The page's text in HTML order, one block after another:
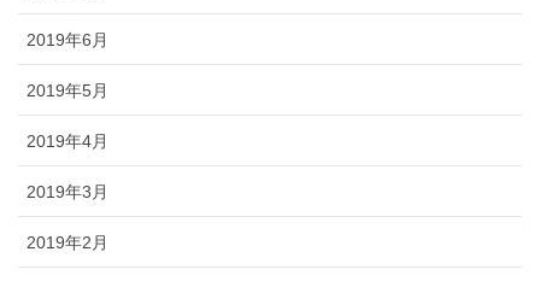
2019年6月
2019年5月
2019年4月
2019年3月
2019年2月